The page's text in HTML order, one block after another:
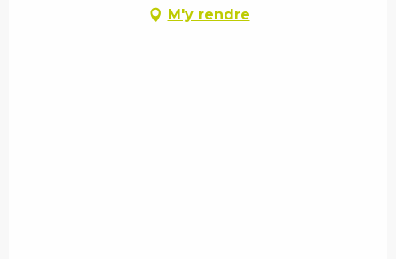
M'y rendre